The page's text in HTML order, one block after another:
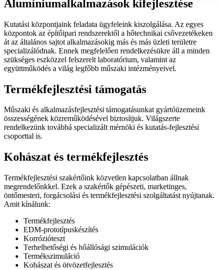
Alumíniumalkalmazások kifejlesztése
Kutatási központjaink feladata ügyfeleink kiszolgálása. Az egyes
központok az építőipari rendszerektől a hőtechnikai csővezetékeken
át az általános sajtot alkalmazásokig más és más üzleti területre
specializálódnak. Ennek megfelelően rendelkezésükre áll a minden
szükséges eszközzel felszerelt laboratórium, valamint az
együttműködés a világ legfőbb műszaki intézményeivel.
Termékfejlesztési támogatás
Műszaki és alkalmazásfejlesztési támogatásunkat gyártóüzemeink
összességének közreműködésével biztosítjuk. Világszerte
rendelkezünk továbbá specializált mérnöki és kutatás-fejlesztési
csoporttal is.
Kohászat és termékfejlesztés
Termékfejlesztési szakértőink közvetlen kapcsolatban állnak
megrendelőnkkel. Ezek a szakértők gépészeti, marketinges,
öntőmesteri, forgácsolási és termékfejlesztési szolgáltatást nyújtanak.
Amit kínálunk:
Termékfejlesztés
EDM-prototípuskészítés
Korrózióteszt
Terhelhetőségi és hőállósági szimulációk
Termékszimuláció
Kohászat és ötvözetfejlesztés